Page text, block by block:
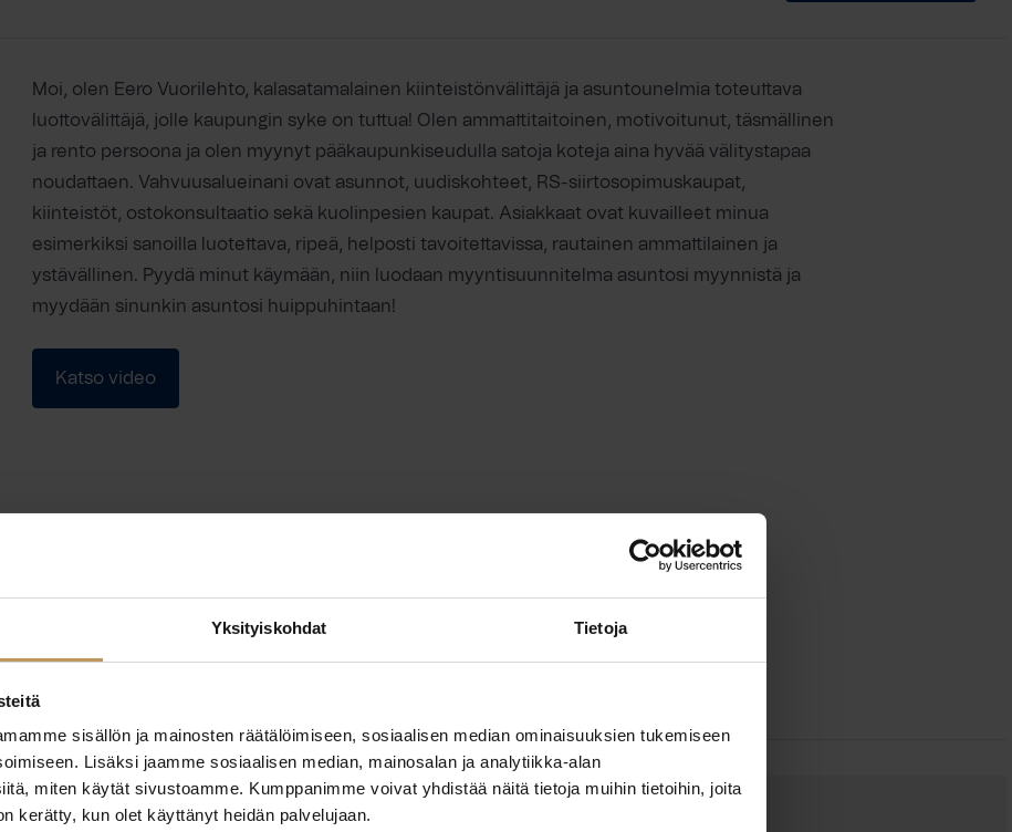
Yksityiskohdat Tietoja
sisällön ja mainosten räätälöimiseen, sosiaalisen median ominaisuuksien tukemiseen
Lisäksi jaamme sosiaalisen median, mainosalan ja analytiikka-alan
miten käytät sivustoamme. Kumppanimme voivat yhdistää näitä tietoja muihin tietoihin, joita
kerätty, kun olet käyttänyt heidän palvelujaan.
Moi, olen Eero Vuorilehto, kalasatamalainen kiinteistönvälittäjä ja asuntounelmia toteuttava
luottovälittäjä, jolle kaupungin syke on tuttua! Olen ammattitaitoinen, motivoitunut, täsmällinen
ja rento persoona ja olen myynyt pääkaupunkiseudulla satoja koteja aina hyvää välitystapaa
noudattaen. Vahvuusalueinani ovat asunnot, uudiskohteet, RS-siirtosopimuskaupat,
kiinteistöt, ostokonsultaatio sekä kuolinpesien kaupat. Asiakkaat ovat kuvailleet minua
esimerkiksi sanoilla luotettava, ripeä, helposti tavoitettavissa, rautainen ammattilainen ja
ystävällinen. Pyydä minut käymään, niin luodaan myyntisuunnitelma asuntosi myynnistä ja
myydään sinunkin asuntosi huippuhintaan!
Katso video